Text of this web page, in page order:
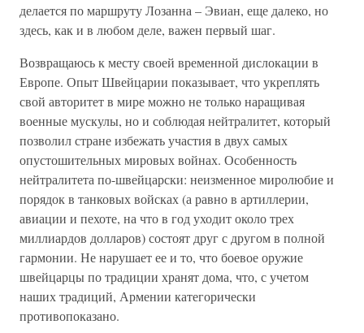
делается по маршруту Лозанна – Эвиан, еще далеко, но
здесь, как и в любом деле, важен первый шаг.
Возвращаюсь к месту своей временной дислокации в
Европе. Опыт Швейцарии показывает, что укреплять
свой авторитет в мире можно не только наращивая
военные мускулы, но и соблюдая нейтралитет, который
позволил стране избежать участия в двух самых
опустошительных мировых войнах. Особенность
нейтралитета по-швейцарски: неизменное миролюбие и
порядок в танковых войсках (а равно в артиллерии,
авиации и пехоте, на что в год уходит около трех
миллиардов долларов) состоят друг с другом в полной
гармонии. Не нарушает ее и то, что боевое оружие
швейцарцы по традиции хранят дома, что, с учетом
наших традиций, Армении категорически
противопоказано.